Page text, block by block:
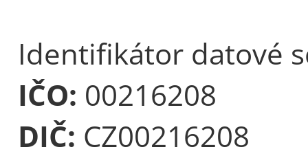
Identifikátor datové
IČO: 00216208
DIČ: CZ00216208